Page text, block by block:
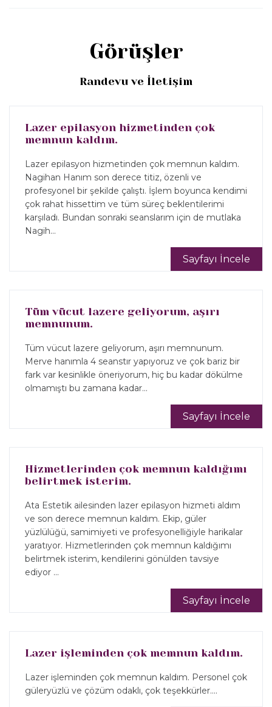
Görüşler
Randevu ve İletişim
Lazer epilasyon hizmetinden çok
memnun kaldım.
Lazer epilasyon hizmetinden çok memnun kaldım.
Nagihan Hanım son derece titiz, özenli ve
profesyonel bir şekilde çalıştı. İşlem boyunca kendimi
çok rahat hissettim ve tüm süreç beklentilerimi
karşıladı. Bundan sonraki seanslarım için de mutlaka
Nagih...
Sayfayı İncele
Tüm vücut lazere geliyorum, aşırı
memnunum.
Tüm vücut lazere geliyorum, aşırı memnunum.
Merve hanımla 4 seanstır yapıyoruz ve çok bariz bir
fark var kesinlikle öneriyorum, hiç bu kadar dökülme
olmamıştı bu zamana kadar...
Sayfayı İncele
Hizmetlerinden çok memnun kaldığımı
belirtmek isterim.
Ata Estetik ailesinden lazer epilasyon hizmeti aldım
ve son derece memnun kaldım. Ekip, güler
yüzlülüğü, samimiyeti ve profesyonelliğiyle harikalar
yaratıyor. Hizmetlerinden çok memnun kaldığımı
belirtmek isterim, kendilerini gönülden tavsiye
ediyor ...
Sayfayı İncele
Lazer işleminden çok memnun kaldım.
Lazer işleminden çok memnun kaldım. Personel çok
güleryüzlü ve çözüm odaklı, çok teşekkürler....